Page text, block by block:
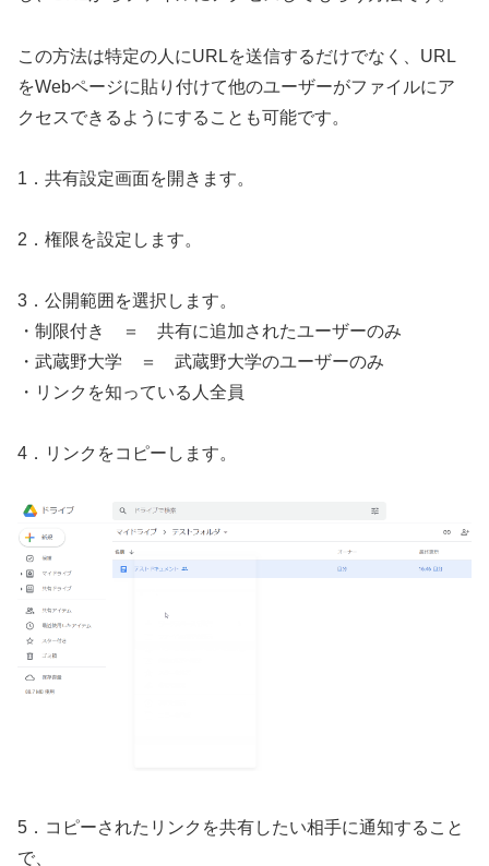
この方法は特定の人にURLを送信するだけでなく、URL
をWebページに貼り付けて他のユーザーがファイルにア
クセスできるようにすることも可能です。
1．共有設定画面を開きます。
2．権限を設定します。
3．公開範囲を選択します。
・制限付き ＝ 共有に追加されたユーザーのみ
・武蔵野大学 ＝ 武蔵野大学のユーザーのみ
・リンクを知っている人全員
4．リンクをコピーします。
5．コピーされたリンクを共有したい相手に通知すること
で、